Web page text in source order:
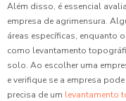
Além disso, é essencial
empresa de agrimensura.
áreas específicas, enquanto
como levantamento
solo. Ao escolher uma
e verifique se a empresa
precisa de um levantamento